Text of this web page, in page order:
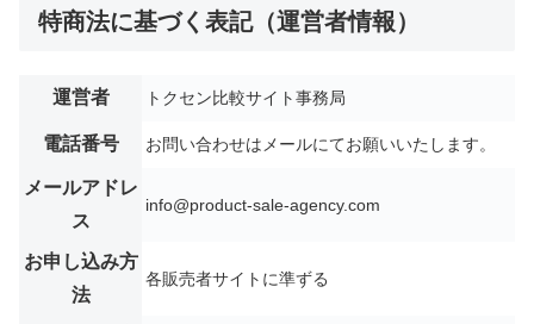
特商法に基づく表記（運営者情報）
運営者 トクセン比較サイト事務局
電話番号 お問い合わせはメールにてお願いいたします。
メールアドレ
ス
info@product-sale-agency.com
お申し込み方
法
各販売者サイトに準ずる